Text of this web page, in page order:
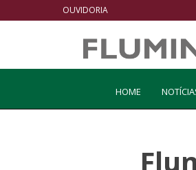
OUVIDORIA
HOME